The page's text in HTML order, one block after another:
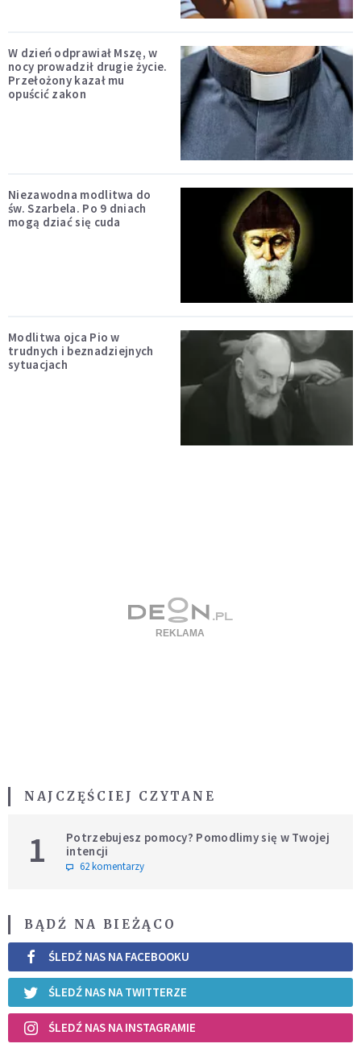
W dzień odprawiał Mszę, w
nocy prowadził drugie życie.
Przełożony kazał mu
opuścić zakon
Niezawodna modlitwa do
św. Szarbela. Po 9 dniach
mogą dziać się cuda
Modlitwa ojca Pio w
trudnych i beznadziejnych
sytuacjach
NAJCZĘŚCIEJ CZYTANE
1
Potrzebujesz pomocy? Pomodlimy się w Twojej
intencji
62 komentarzy
BĄDŹ NA BIEŻĄCO
ŚLEDŹ NAS NA FACEBOOKU
ŚLEDŹ NAS NA TWITTERZE
ŚLEDŹ NAS NA INSTAGRAMIE